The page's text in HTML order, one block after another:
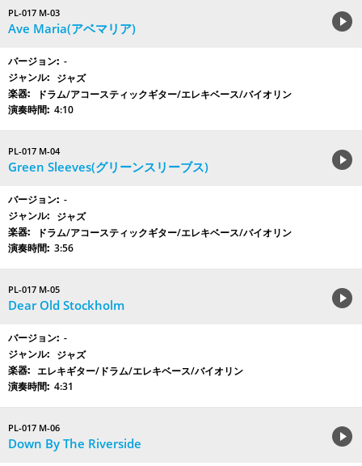
PL-017 M-03
Ave Maria(アベマリア)
-
ジャズ
ドラム/アコースティックギター/エレキベース/バイオリン
4:10
PL-017 M-04
Green Sleeves(グリーンスリーブス)
-
ジャズ
ドラム/アコースティックギター/エレキベース/バイオリン
3:56
PL-017 M-05
Dear Old Stockholm
-
ジャズ
エレキギター/ドラム/エレキベース/バイオリン
4:31
PL-017 M-06
Down By The Riverside